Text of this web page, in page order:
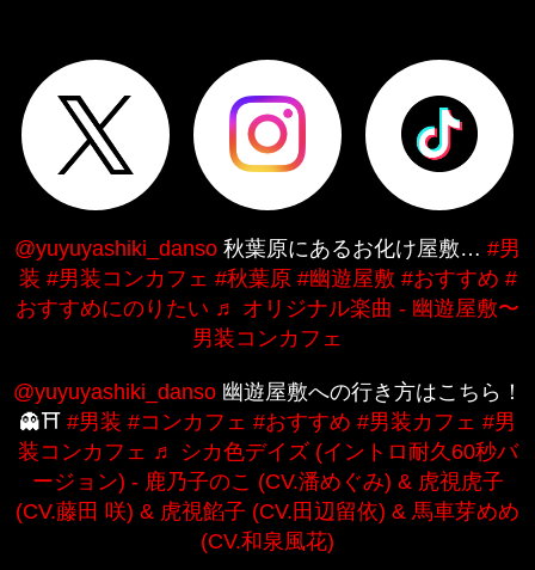
@yuyuyashiki_danso 秋葉原にあるお化け屋敷… #男
装 #男装コンカフェ #秋葉原 #幽遊屋敷 #おすすめ #
おすすめにのりたい ♬ オリジナル楽曲 - 幽遊屋敷〜
男装コンカフェ
@yuyuyashiki_danso幽遊屋敷への行き方はこちら！
👻⛩️ #男装 #コンカフェ #おすすめ #男装カフェ #男
装コンカフェ ♬ シカ色デイズ (イントロ耐久60秒バ
ージョン) - 鹿乃子のこ (CV.潘めぐみ) & 虎視虎子
(CV.藤田 咲) & 虎視餡子 (CV.田辺留依) & 馬車芽めめ
(CV.和泉風花)